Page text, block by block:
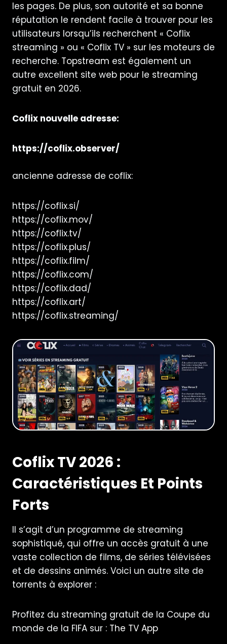
les pages. De plus, son autorité et sa bonne
réputation le rendent facile à trouver pour les
utilisateurs lorsqu’ils recherchent « Coflix
streaming » ou « Coflix TV » sur les moteurs de
recherche. Topstream est également un
autre excellent site web pour le streaming
gratuit en 2026.
Coflix nouvelle adresse:
https://coflix.observer/
ancienne adresse de coflix:
https://coflix.si/
https://coflix.mov/
https://coflix.tv/
https://coflix.plus/
https://coflix.film/
https://coflix.com/
https://coflix.dad/
https://coflix.art/
https://coflix.streaming/
Coflix TV 2026 :
Caractéristiques Et Points
Forts
Il s’agit d’un programme de streaming
sophistiqué, qui offre un accès gratuit à une
vaste collection de films, de séries télévisées
et de dessins animés. Voici un autre site de
torrents à explorer :
Profitez du streaming gratuit de la Coupe du
monde de la FIFA sur : The TV App